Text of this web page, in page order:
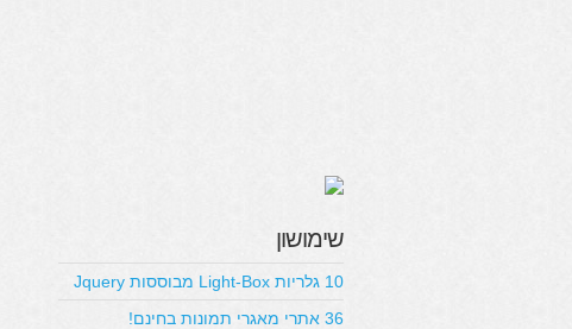
שימושון
10 גלריות Light-Box מבוססות Jquery
36 אתרי מאגרי תמונות בחינם!